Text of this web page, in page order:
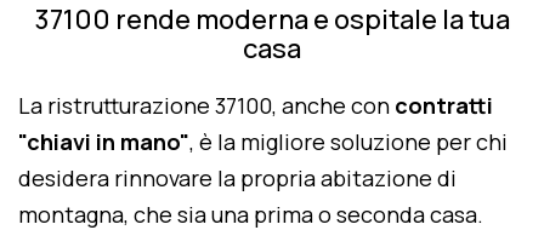
37100 rende moderna e ospitale la tua
casa
La ristrutturazione 37100, anche con contratti
"chiavi in mano", è la migliore soluzione per chi
desidera rinnovare la propria abitazione di
montagna, che sia una prima o seconda casa.